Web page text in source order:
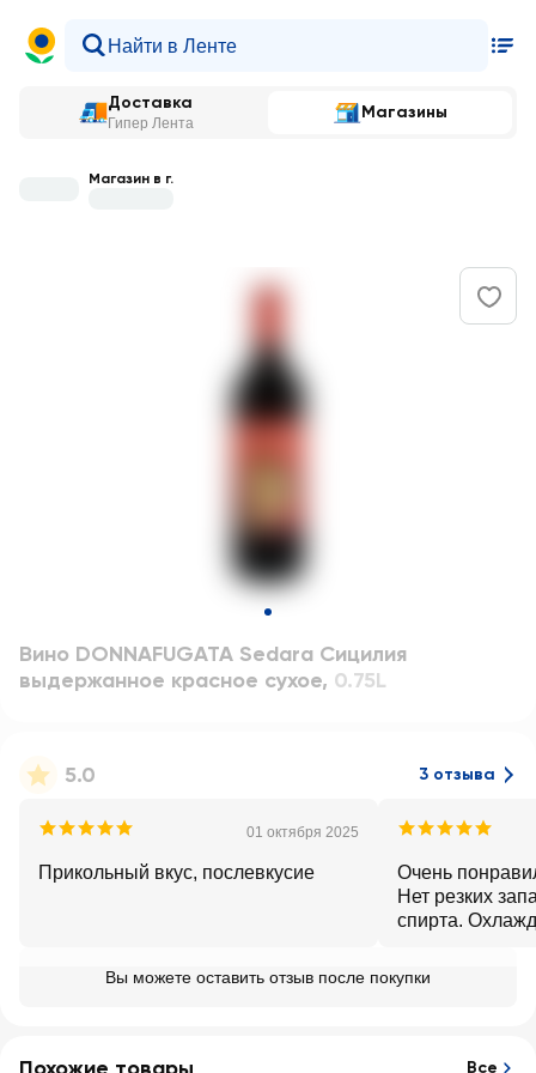
Доставка
Гипер Лента
Магазины
Магазин в г.
Вино DONNAFUGATA Sedara Сицилия
выдержанное красное сухое, 0.75L
5.0 3 отзыва
01 октября 2025
Прикольный вкус, послевкусие
Очень
Нет резких
спирта.
Вы можете оставить отзыв после покупки
Все